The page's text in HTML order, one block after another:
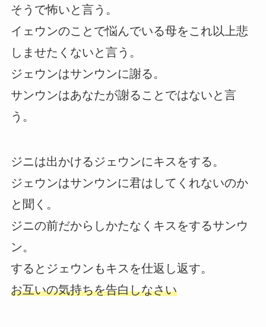
そうで怖いと言う。
イェウンのことで悩んでいる母をこれ以上悲
しませたくないと言う。
ジェウンはサンウンに謝る。
サンウンはあなたが謝ることではないと言
う。
ジニは出かけるジェウンにキスをする。
ジェウンはサンウンに君はしてくれないのか
と聞く。
ジニの前だからしかたなくキスをするサンウ
ン。
するとジェウンもキスを仕返し返す。
お互いの気持ちを告白しなさい